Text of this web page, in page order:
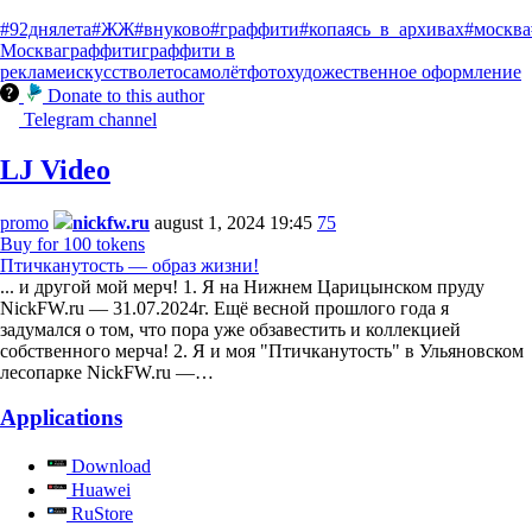
#92днялета#ЖЖ#внуково#граффити#копаясь_в_архивах#москва
Москваграффитиграффити в
рекламеискусстволетосамолётфотохудожественное оформление
Donate to this author
Telegram channel
LJ Video
promo nickfw.ru august 1, 2024 19:45 75
Buy for 100 tokens
Птичканутость — образ жизни!
... и другой мой мерч! 1. Я на Нижнем Царицынском пруду
NickFW.ru — 31.07.2024г. Ещё весной прошлого года я
задумался о том, что пора уже обзавестить и коллекцией
собственного мерча! 2. Я и моя "Птичканутость" в Ульяновском
лесопарке NickFW.ru —…
Applications
Download
Huawei
RuStore